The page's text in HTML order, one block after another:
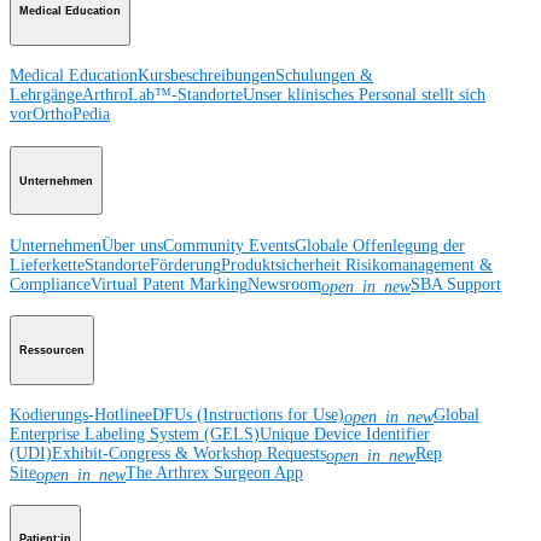
Medical Education
Medical EducationKursbeschreibungenSchulungen &
LehrgängeArthroLab™-StandorteUnser klinisches Personal stellt sich
vorOrthoPedia
Unternehmen
UnternehmenÜber unsCommunity EventsGlobale Offenlegung der
LieferketteStandorteFörderungProduktsicherheit Risikomanagement &
ComplianceVirtual Patent MarkingNewsroomopen_in_newSBA Support
Ressourcen
Kodierungs-HotlineeDFUs (Instructions for Use)open_in_newGlobal
Enterprise Labeling System (GELS)Unique Device Identifier
(UDI)Exhibit-Congress & Workshop Requestsopen_in_newRep
Siteopen_in_newThe Arthrex Surgeon App